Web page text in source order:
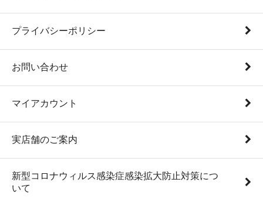
プライバシーポリシー
お問い合わせ
マイアカウント
実店舗のご案内
新型コロナウィルス感染症感染拡大防止対策につ
いて